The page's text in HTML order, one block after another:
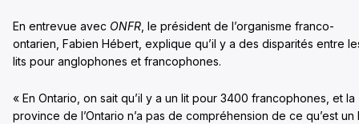
En entrevue avec ONFR , le président de l’organisme franco-
ontarien, Fabien Hébert, explique qu’il y a des disparités entre
lits pour anglophones et francophones.
« En Ontario, on sait qu’il y a un lit pour 3400 francophones, et la
province de l’Ontario n’a pas de compréhension de ce qu’est un